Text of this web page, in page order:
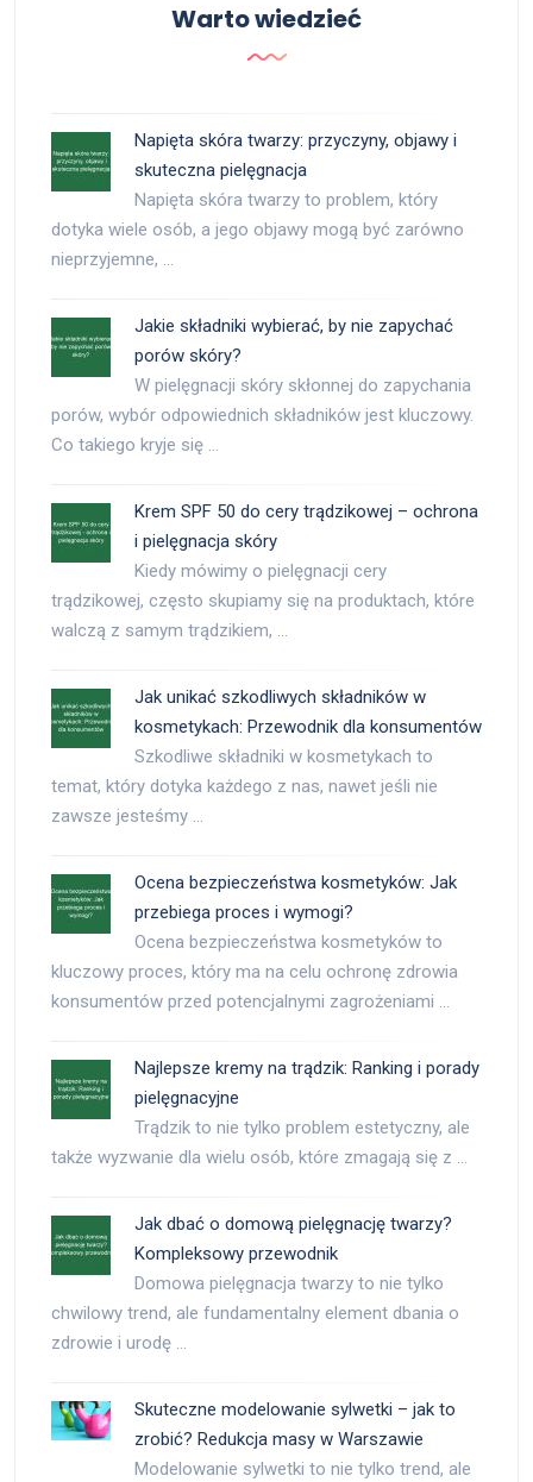
Warto wiedzieć
Napięta skóra twarzy: przyczyny, objawy i
skuteczna pielęgnacja
Napięta skóra twarzy to problem, który
dotyka wiele osób, a jego objawy mogą być zarówno
nieprzyjemne, …
Jakie składniki wybierać, by nie zapychać
porów skóry?
W pielęgnacji skóry skłonnej do zapychania
porów, wybór odpowiednich składników jest kluczowy.
Co takiego kryje się …
Krem SPF 50 do cery trądzikowej – ochrona
i pielęgnacja skóry
Kiedy mówimy o pielęgnacji cery
trądzikowej, często skupiamy się na produktach, które
walczą z samym trądzikiem, …
Jak unikać szkodliwych składników w
kosmetykach: Przewodnik dla konsumentów
Szkodliwe składniki w kosmetykach to
temat, który dotyka każdego z nas, nawet jeśli nie
zawsze jesteśmy …
Ocena bezpieczeństwa kosmetyków: Jak
przebiega proces i wymogi?
Ocena bezpieczeństwa kosmetyków to
kluczowy proces, który ma na celu ochronę zdrowia
konsumentów przed potencjalnymi zagrożeniami …
Najlepsze kremy na trądzik: Ranking i porady
pielęgnacyjne
Trądzik to nie tylko problem estetyczny, ale
także wyzwanie dla wielu osób, które zmagają się z …
Jak dbać o domową pielęgnację twarzy?
Kompleksowy przewodnik
Domowa pielęgnacja twarzy to nie tylko
chwilowy trend, ale fundamentalny element dbania o
zdrowie i urodę …
Skuteczne modelowanie sylwetki – jak to
zrobić? Redukcja masy w Warszawie
Modelowanie sylwetki to nie tylko trend, ale